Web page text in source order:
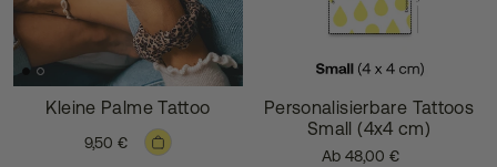
Kleine Palme Tattoo
9,50 €
Personalisierbare Tattoos
Small (4x4 cm)
Ab 48,00 €